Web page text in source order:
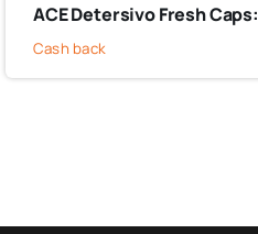
ACE Detersivo Fresh
Cash back